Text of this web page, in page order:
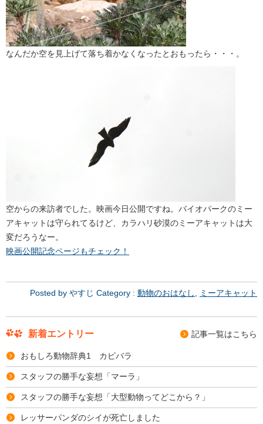
なんだか空を見上げて落ち着かなくなったとおもったら・・・。
空からの来訪者でした。映画今日公開ですね。バイオパークのミー
アキャットは守られてるけど、カラハリ砂漠のミーアキャットは大
変だろうなー。
映画公開記念ページもチェック！
Posted by やすじ Category : 動物のおはなし ミーアキャット
新着エントリー 記事⼀覧はこちら
おもしろ動物辞典1 カピバラ
スタッフの勝手な妄想「マーラ」
スタッフの勝手な妄想「大型動物ってどこから？」
レッサーパンダのシイが死亡しました